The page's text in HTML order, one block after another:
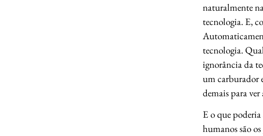
naturalmente
tecnologia. E,
tecnologia.
ignorância da
um carburador
demais para ver
E o que poderia
humanos são